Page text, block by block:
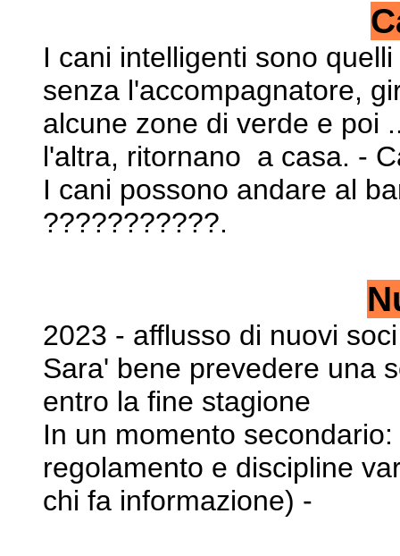
I cani intelligenti sono
senza l'accompagnatore,
alcune zone di verde e poi
l'altra, ritornano a casa. -
I cani possono andare al
???????????.
2023 - afflusso di nuovi
Sara' bene prevedere una
entro la fine stagione
In un momento
regolamento e discipline
chi fa informazione) -